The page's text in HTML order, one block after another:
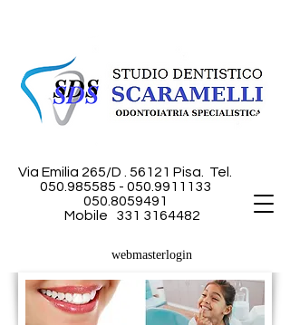
Via Emilia 265/D . 56121 Pisa.
Tel.
050.985585 - 050 .9911133
050.8059491
Mobile 331 3164482
webmasterlogin